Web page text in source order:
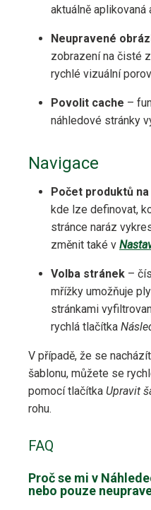
aktuálně aplikovaná
Neupravené
zobrazení na čisté
rychlé vizuální
Povolit cache –
náhledové stránky
Navigace
Počet produktů
kde lze definovat,
stránce naráz
změnit také v
Volba stránek –
mřížky umožňuje
stránkami
rychlá tlačítka
V případě, že se
šablonu, můžete se
pomocí tlačítka Upravit
rohu.
FAQ
Proč se mi v
nebo pouze